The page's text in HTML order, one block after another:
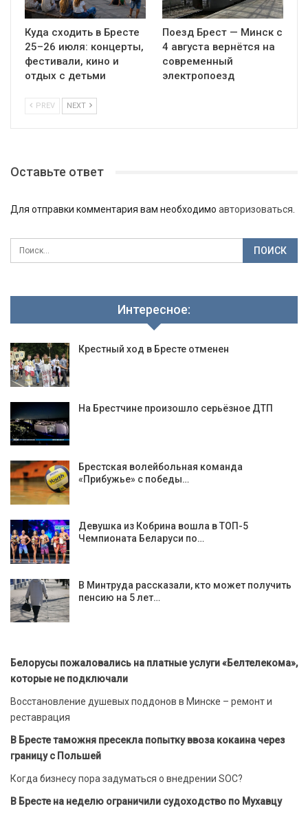
Куда сходить в Бресте
25–26 июля: концерты,
фестивали, кино и
отдых с детьми
Поезд Брест — Минск с
4 августа вернётся на
современный
электропоезд
PREV NEXT
Оставьте ответ
Для отправки комментария вам необходимо авторизоваться
Интересное:
Крестный ход в Бресте отменен
На Брестчине произошло серьёзное ДТП
Брестская волейбольная команда
«Прибужье» с победы…
Девушка из Кобрина вошла в ТОП-5
Чемпионата Беларуси по…
В Минтруда рассказали, кто может получить
пенсию на 5 лет…
Белорусы пожаловались на платные услуги «Белтелекома»,
которые не подключали
Восстановление душевых поддонов в Минске – ремонт и
реставрация
В Бресте таможня пресекла попытку ввоза кокаина через
границу с Польшей
Когда бизнесу пора задуматься о внедрении SOC?
В Бресте на неделю ограничили судоходство по Мухавцу